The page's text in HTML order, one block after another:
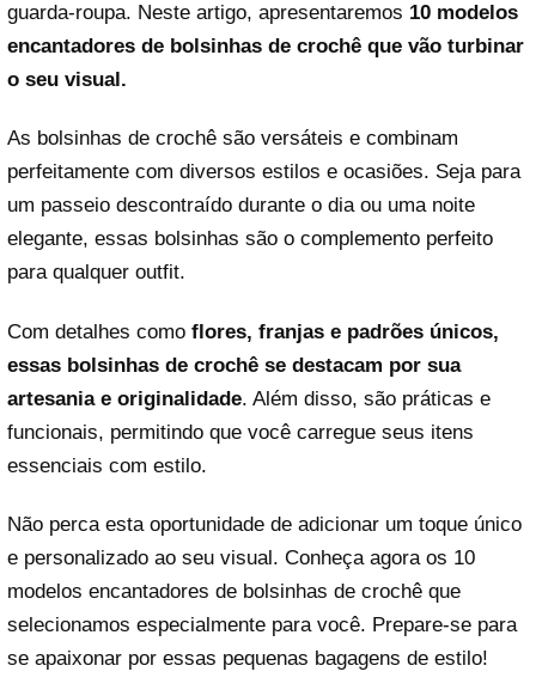
guarda-roupa. Neste artigo, apresentaremos 10 modelos
encantadores de bolsinhas de crochê que vão turbinar
o seu visual.
As bolsinhas de crochê são versáteis e combinam
perfeitamente com diversos estilos e ocasiões. Seja para
um passeio descontraído durante o dia ou uma noite
elegante, essas bolsinhas são o complemento perfeito
para qualquer outfit.
Com detalhes como flores, franjas e padrões únicos,
essas bolsinhas de crochê se destacam por sua
artesania e originalidade. Além disso, são práticas e
funcionais, permitindo que você carregue seus itens
essenciais com estilo.
Não perca esta oportunidade de adicionar um toque único
e personalizado ao seu visual. Conheça agora os 10
modelos encantadores de bolsinhas de crochê que
selecionamos especialmente para você. Prepare-se para
se apaixonar por essas pequenas bagagens de estilo!